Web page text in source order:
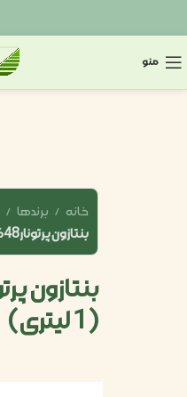
منو
خانه برندها
بنتازون پرتونار48% Sl (1 لیتری)
(1 لیتری)